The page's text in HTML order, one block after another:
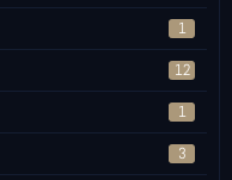
1
12
1
3